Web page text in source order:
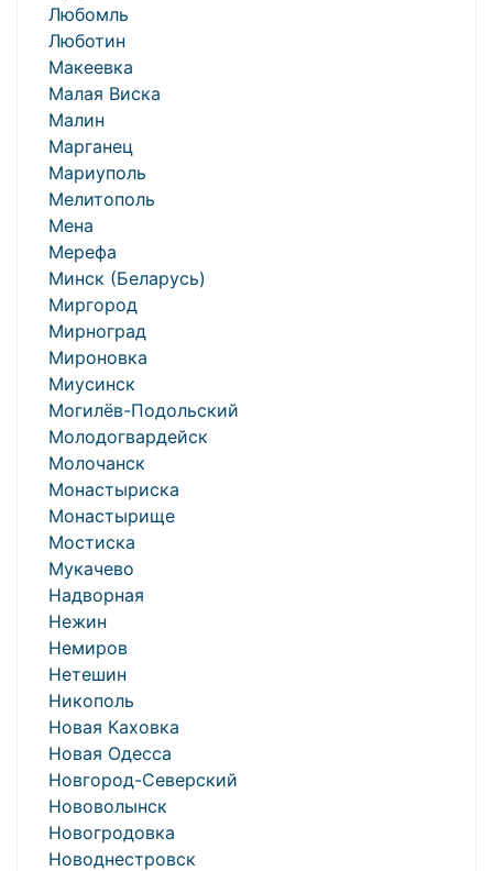
Любомль
Люботин
Макеевка
Малая Виска
Малин
Марганец
Мариуполь
Мелитополь
Мена
Мерефа
Минск (Беларусь)
Миргород
Мирноград
Мироновка
Миусинск
Могилёв-Подольский
Молодогвардейск
Молочанск
Монастыриска
Монастырище
Мостиска
Мукачево
Надворная
Нежин
Немиров
Нетешин
Никополь
Новая Каховка
Новая Одесса
Новгород-Северский
Нововолынск
Новогродовка
Новоднестровск